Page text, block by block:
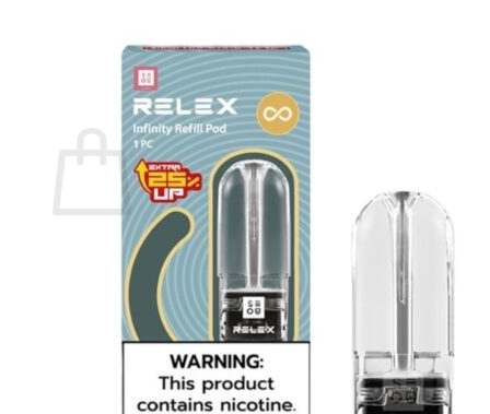
お買い物カゴ
お買い物カゴに商品がありません。
ショップに戻る